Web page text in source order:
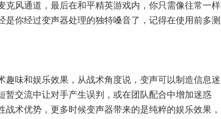
克风通道，最后在和平精英游戏内，你只需像往常一样
你经过变声器处理的独特嗓音了，记得在使用前多测
趣味和娱乐效果，从战术角度说，变声可以制造信息迷
暂交流中让对手产生误判，或在团队配合中增加迷惑
术优势，更多时候变声器带来的是纯粹的娱乐效果，